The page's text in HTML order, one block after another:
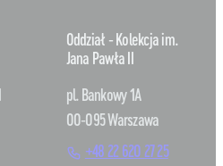
Oddział - Kolekcja im.
Jana Pawła II
pl. Bankowy 1A
00-095 Warszawa
+48 22 620 27 25